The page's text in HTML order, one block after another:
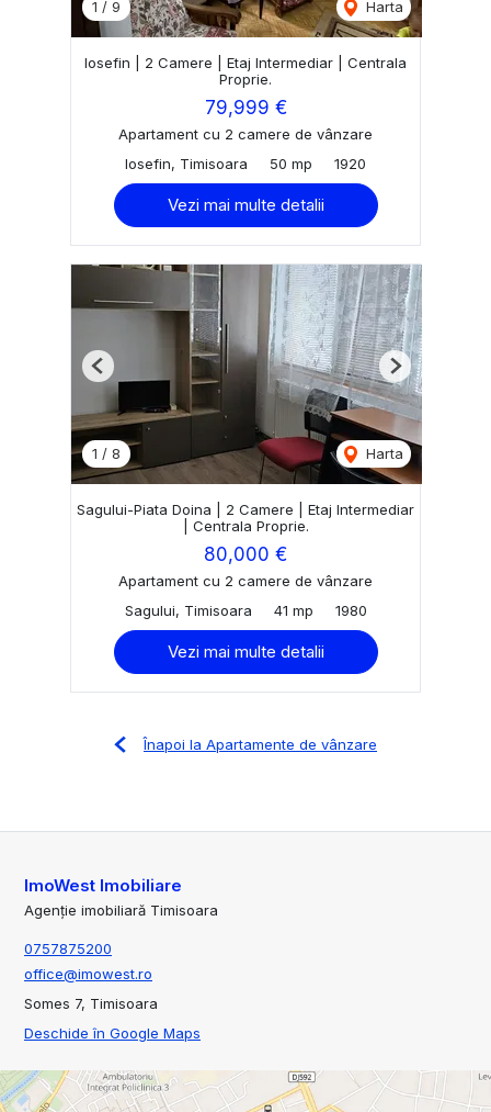
1 / 9 Harta
Iosefin | 2 Camere | Etaj Intermediar | Centrala
Proprie.
79,999 €
Apartament cu 2 camere de vânzare
Iosefin, Timisoara
50 mp 1920
Vezi mai multe detalii
1 / 8 Harta
Previous Next
Sagului-Piata Doina | 2 Camere | Etaj Intermediar
| Centrala Proprie.
80,000 €
Apartament cu 2 camere de vânzare
Sagului, Timisoara
41 mp 1980
Vezi mai multe detalii
Înapoi la Apartamente de vânzare
ImoWest Imobiliare
Agenție imobiliară Timisoara
0757875200
office@imowest.ro
Somes 7, Timisoara
Deschide în Google Maps